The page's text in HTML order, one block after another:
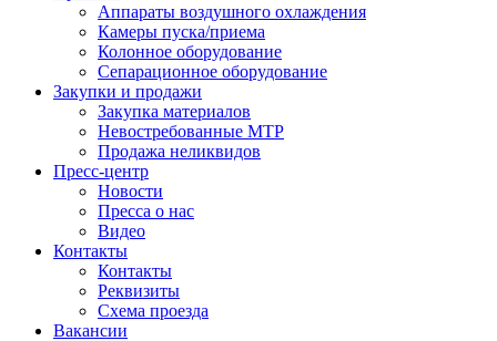
Аппараты воздушного охлаждения
Камеры пуска/приема
Колонное оборудование
Сепарационное оборудование
Закупки и продажи
Закупка материалов
Невостребованные МТР
Продажа неликвидов
Пресс-центр
Новости
Пресса о нас
Видео
Контакты
Контакты
Реквизиты
Схема проезда
Вакансии